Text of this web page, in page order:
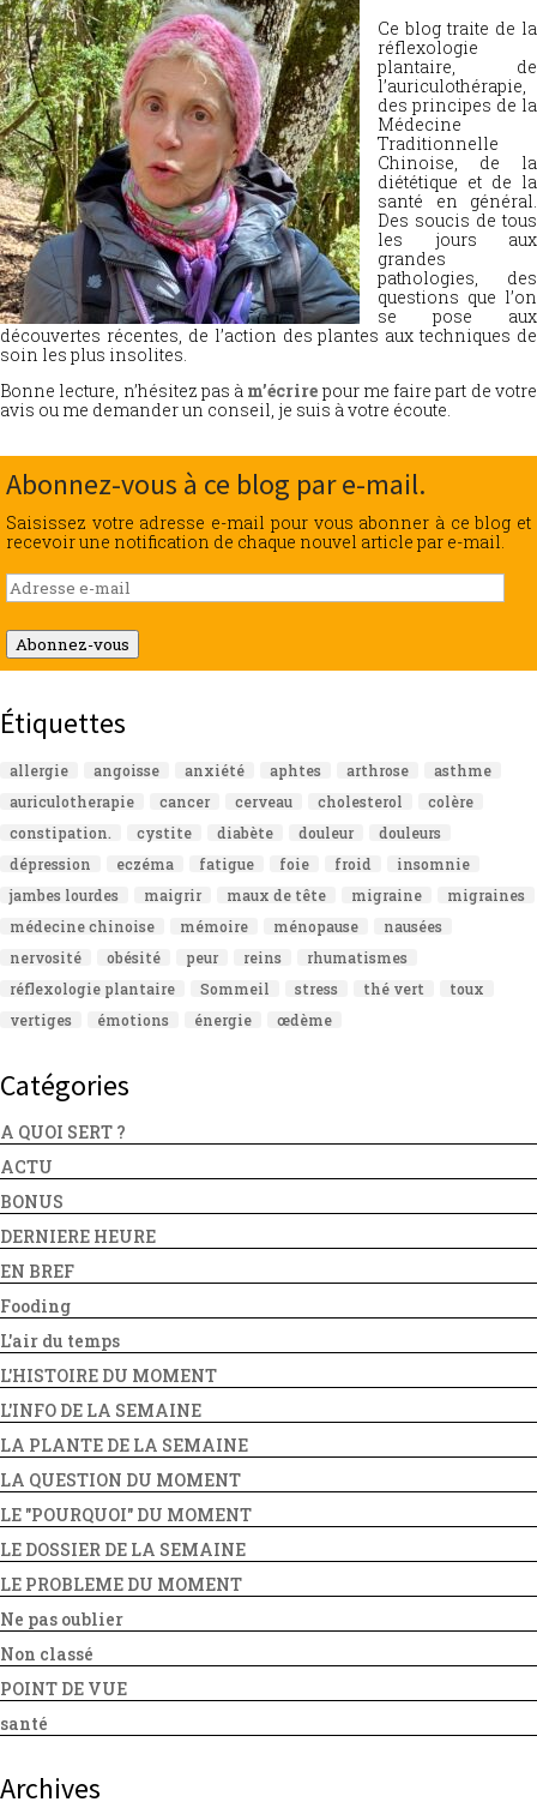
Ce blog traite de la
réflexologie
plantaire, de
l’auriculothérapie,
des principes de la
Médecine
Traditionnelle
Chinoise, de la
diététique et de la
santé en général.
Des soucis de tous
les jours aux
grandes
pathologies, des
questions que l’on
se pose aux
découvertes récentes, de l’action des plantes aux techniques de
soin les plus insolites.
Bonne lecture, n’hésitez pas à m’écrire pour me faire part de votre
avis ou me demander un conseil, je suis à votre écoute.
Abonnez-vous à ce blog par e-mail.
Saisissez votre adresse e-mail pour vous abonner à ce blog et
recevoir une notification de chaque nouvel article par e-mail.
Adresse
e-
mail
Abonnez-vous
Étiquettes
allergie angoisse anxiété aphtes arthrose
asthme
auriculotherapie
cancer cerveau cholesterol
colère
constipation.
cystite diabète douleur
douleurs
dépression
eczéma fatigue foie froid
insomnie
jambes lourdes
maigrir maux de tête migraine
migraines
médecine chinoise
mémoire ménopause
nausées
nervosité
obésité peur reins
rhumatismes
réflexologie plantaire
Sommeil stress thé vert
toux
vertiges
émotions énergie œdème
Catégories
A QUOI SERT ?
ACTU
BONUS
DERNIERE HEURE
EN BREF
Fooding
L'air du temps
L'HISTOIRE DU MOMENT
L'INFO DE LA SEMAINE
LA PLANTE DE LA SEMAINE
LA QUESTION DU MOMENT
LE "POURQUOI" DU MOMENT
LE DOSSIER DE LA SEMAINE
LE PROBLEME DU MOMENT
Ne pas oublier
Non classé
POINT DE VUE
santé
Archives